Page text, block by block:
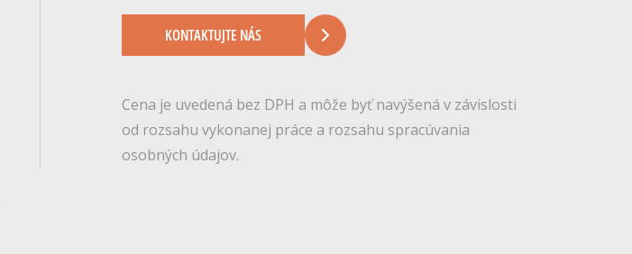
KONTAKTUJTE NÁS
Cena je uvedená bez DPH a môže byť navýšená v závislosti
od rozsahu vykonanej práce a rozsahu spracúvania
osobných údajov.